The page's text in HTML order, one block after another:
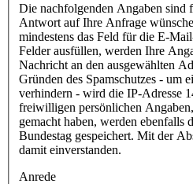
Die nachfolgenden Angaben sind
Antwort auf Ihre Anfrage
mindestens das Feld für die E-
Felder ausfüllen, werden Ihre
Nachricht an den ausgewählten
Gründen des Spamschutzes - um
verhindern - wird die IP-Adresse
freiwilligen persönlichen
gemacht haben, werden ebenfalls
Bundestag gespeichert. Mit der
damit einverstanden.
Anrede